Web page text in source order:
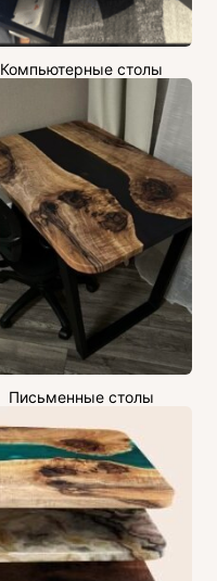
Компьютерные столы
Письменные столы